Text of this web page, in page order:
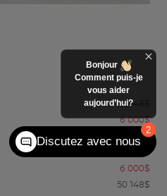
56 148
6 000$
50 148$
$
6 000$
50 148$
2
Bonjour
Comment puis-je
vous aider
aujourd’hui?
Discutez avec nous